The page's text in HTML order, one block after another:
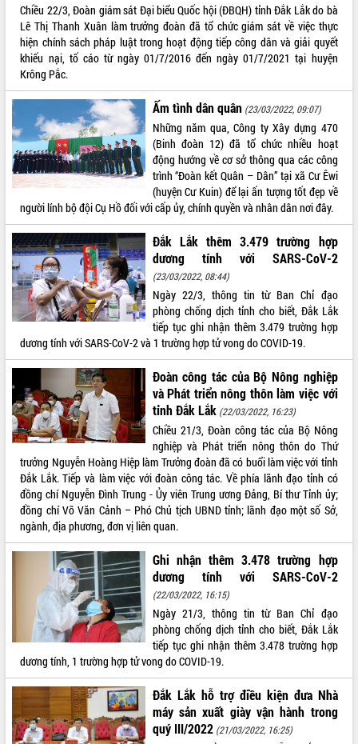
giải ngân vốn khắc phục thiên tai
HĐND tỉnh thông qua điều chỉnh Quy
hoạch tỉnh thời kỳ 2021-2030
Hội thảo góp ý hồ sơ điều chỉnh quy
hoạch tỉnh Đắk Lắk thời kỳ 2021-2030,
tầm nhìn đến năm 2050
Nâng cao hiệu quả hoạt động của các
doanh nghiệp nhà nước
Hội nghị triển khai kết nối mạng
truyền số liệu chuyên dùng phục vụ cơ
quan Đảng, Nhà nước
Lễ phát động chuỗi hoạt động chung
tay làm sạch môi trường
Xã Ea Kar bước chuyển mình trong
công tác cải cách hành chính mô hình
mới
UBND tỉnh họp báo định kỳ tháng 4
năm 2026
Hội thảo khoa học “Giải pháp thúc đẩy
phát triển nền kinh tế xanh tại tỉnh
Đắk Lắk”
Tăng cường giám sát, đôn đốc thực
hiện nhiệm vụ quản lý tài sản công
hàng tuần
Tháo gỡ những vướng mắc, đẩy mạnh
công tác cải cách thủ tục hành chính
tại Trung tâm Phục vụ hành chính
công tỉnh
Đắk Lắk: Tôn vinh 46 giải pháp tại Hội
thi Sáng tạo Kỹ thuật 2024 - 2025
Đắk Lắk rà soát, điều chỉnh Đề án 190
về phát triển nuôi trồng thủy sản
Phó Chủ tịch UBND tỉnh Đắk Lắk
Trương Công Thái kiểm tra thực địa
Dự án cao tốc Khánh Hòa - Buôn Ma
Thuột
Định vị cà phê Việt Nam như một “di
sản sống” trong dòng chảy toàn cầu
Xây dựng nông thôn mới: Nâng cao đời
sống người dân từ những mô hình thiết
Quyết liệt tháo gỡ vướng mắc, đẩy
Chiều 22/3, Đoàn giám sát Đại biểu Quốc hội (ĐBQH) tỉnh Đắk Lắk do bà
Lê Thị Thanh Xuân làm trưởng đoàn đã tổ chức giám sát về việc thực
hiện chính sách pháp luật trong hoạt động tiếp công dân và giải quyết
khiếu nại, tố cáo từ ngày 01/7/2016 đến ngày 01/7/2021 tại huyện
Krông Pắc.
Ấm tình dân quân (23/03/2022, 09:07)
Những năm qua, Công ty Xây dựng 470
(Binh đoàn 12) đã tổ chức nhiều hoạt
động hướng về cơ sở thông qua các công
trình “Đoàn kết Quân – Dân” tại xã Cư Êwi
(huyện Cư Kuin) để lại ấn tượng tốt đẹp về
người lính bộ đội Cụ Hồ đối với cấp ủy, chính quyền và nhân dân nơi đây.
Đắk Lắk thêm 3.479 trường hợp
dương tính với SARS-CoV-2
(23/03/2022, 08:44)
Ngày 22/3, thông tin từ Ban Chỉ đạo
phòng chống dịch tỉnh cho biết, Đắk Lắk
tiếp tục ghi nhận thêm 3.479 trường hợp
dương tính với SARS-CoV-2 và 1 trường hợp tử vong do COVID-19.
Đoàn công tác của Bộ Nông nghiệp
và Phát triển nông thôn làm việc với
tỉnh Đắk Lắk (22/03/2022, 16:23)
Chiều 21/3, Đoàn công tác của Bộ Nông
nghiệp và Phát triển nông thôn do Thứ
trưởng Nguyễn Hoàng Hiệp làm Trưởng đoàn đã có buổi làm việc với tỉnh
Đắk Lắk. Tiếp và làm việc với đoàn công tác. Về phía lãnh đạo tỉnh có
đồng chí Nguyễn Đình Trung - Ủy viên Trung ương Đảng, Bí thư Tỉnh ủy;
đồng chí Võ Văn Cảnh – Phó Chủ tịch UBND tỉnh; lãnh đạo một số Sở,
ngành, địa phương, đơn vị liên quan.
Ghi nhận thêm 3.478 trường hợp
dương tính với SARS-CoV-2
(22/03/2022, 16:15)
Ngày 21/3, thông tin từ Ban Chỉ đạo
phòng chống dịch tỉnh cho biết, Đắk Lắk
tiếp tục ghi nhận thêm 3.478 trường hợp
dương tính, 1 trường hợp tử vong do COVID-19.
Đắk Lắk hỗ trợ điều kiện đưa Nhà
máy sản xuất giày vận hành trong
quý III/2022 (21/03/2022, 16:25)